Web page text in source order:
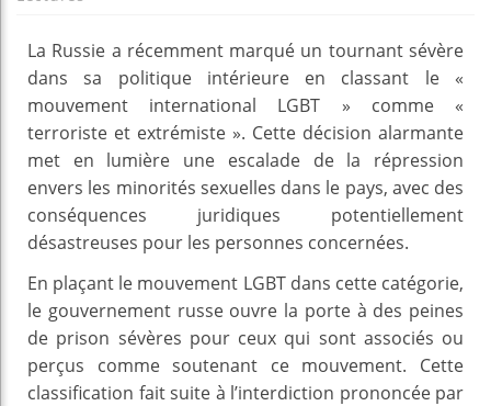
La Russie a récemment marqué un tournant sévère
dans sa politique intérieure en classant le «
mouvement international LGBT » comme «
terroriste et extrémiste ». Cette décision alarmante
met en lumière une escalade de la répression
envers les minorités sexuelles dans le pays, avec des
conséquences juridiques potentiellement
désastreuses pour les personnes concernées.
En plaçant le mouvement LGBT dans cette catégorie,
le gouvernement russe ouvre la porte à des peines
de prison sévères pour ceux qui sont associés ou
perçus comme soutenant ce mouvement. Cette
classification fait suite à l’interdiction prononcée par